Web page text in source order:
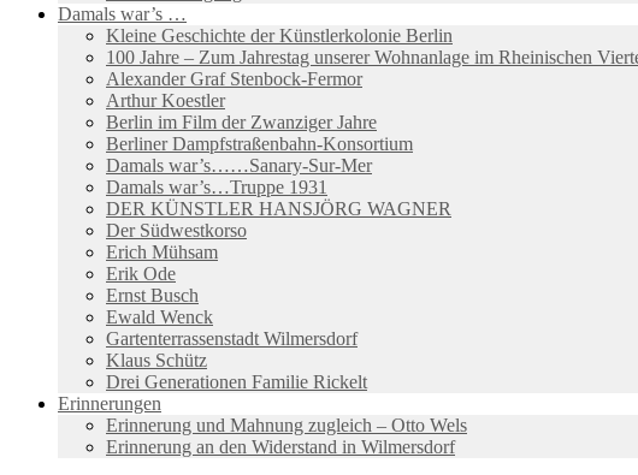
Damals war’s …
Kleine Geschichte der Künstlerkolonie Berlin
100 Jahre – Zum Jahrestag unserer Wohnanlage im Rheinischen
Alexander Graf Stenbock-Fermor
Arthur Koestler
Berlin im Film der Zwanziger Jahre
Berliner Dampfstraßenbahn-Konsortium
Damals war’s……Sanary-Sur-Mer
Damals war’s…Truppe 1931
DER KÜNSTLER HANSJÖRG WAGNER
Der Südwestkorso
Erich Mühsam
Erik Ode
Ernst Busch
Ewald Wenck
Gartenterrassenstadt Wilmersdorf
Klaus Schütz
Drei Generationen Familie Rickelt
Erinnerungen
Erinnerung und Mahnung zugleich – Otto Wels
Erinnerung an den Widerstand in Wilmersdorf